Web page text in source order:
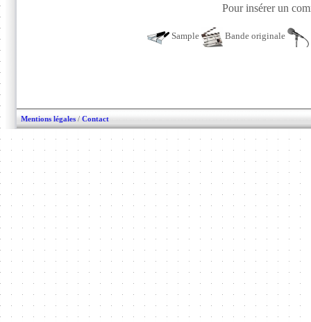
Pour insérer un
Sample Bande originale
Mentions légales / Contact